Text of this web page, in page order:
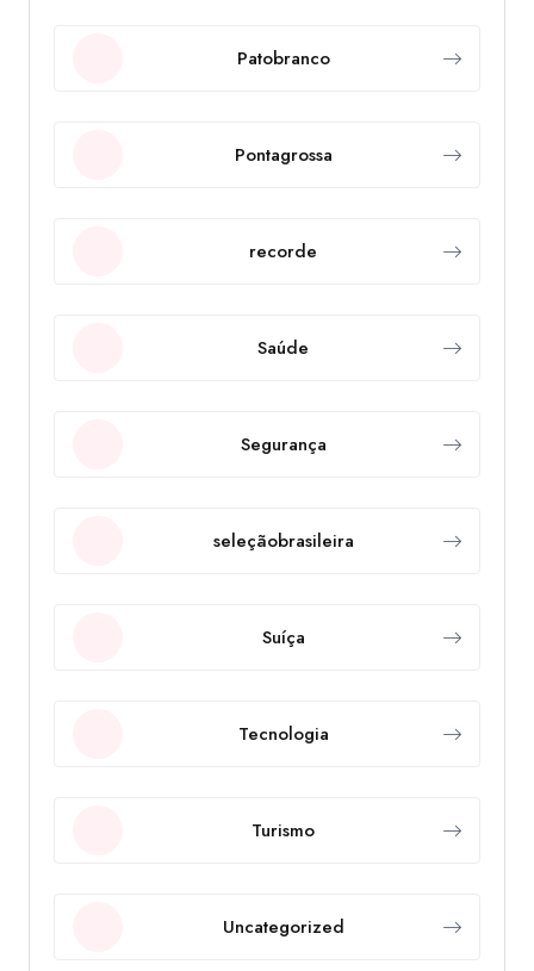
Patobranco
Pontagrossa
recorde
Saúde
Segurança
seleçãobrasileira
Suíça
Tecnologia
Turismo
Uncategorized